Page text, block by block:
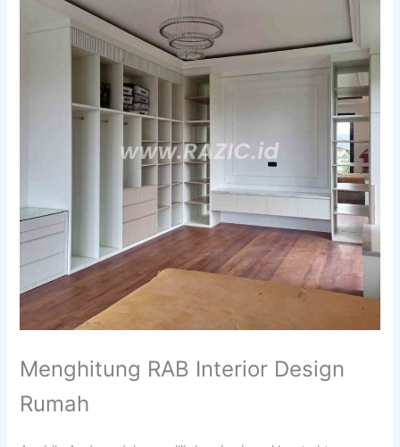
Menghitung RAB Interior Design
Rumah